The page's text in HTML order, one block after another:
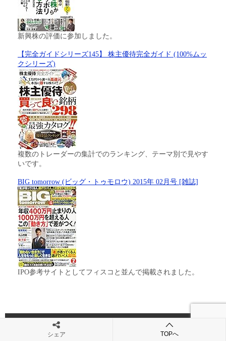
新興株の評価に参加しました。
【完全ガイドシリーズ145】 株主優待完全ガイド (100%ムッ
クシリーズ)
複数のトレーダーの集計でのランキング、テーマ別で見やす
いです。
BIG tomorrow (ビッグ・トゥモロウ) 2015年 02月号 [雑誌]
IPO参考サイトとしてフィスコと並んで掲載されました。
おすすめ記事・カテゴリー
シェア TOPへ